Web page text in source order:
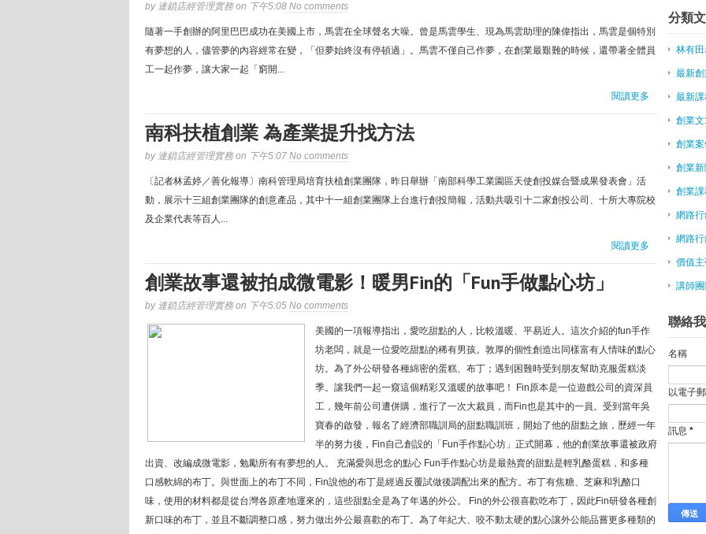
by 連鎖店經管理實務 on 下午5:08 No comments
隨著一手創辦的阿里巴巴成功在美國上市，馬雲在全球聲名大噪。曾是馬雲學生、現為馬雲助理的陳偉指出，馬雲是個特別
有夢想的人，儘管夢的內容經常在變，「但夢始終沒有停頓過」。馬雲不僅自己作夢，在創業最艱難的時候，還帶著全體員
工一起作夢，讓大家一起「窮開...
閱讀更多
南科扶植創業 為產業提升找方法
by 連鎖店經管理實務 on 下午5:07 No comments
〔記者林孟婷／善化報導〕南科管理局培育扶植創業團隊，昨日舉辦「南部科學工業園區天使創投媒合暨成果發表會」活
動，展示十三組創業團隊的創意產品，其中十一組創業團隊上台進行創投簡報，活動共吸引十二家創投公司、十所大專院校
及企業代表等百人...
閱讀更多
創業故事還被拍成微電影！暖男Fin的「Fun手做點心坊」
by 連鎖店經管理實務 on 下午5:05 No comments
美國的一項報導指出，愛吃甜點的人，比較溫暖、平易近人。這次介紹的fun手作
坊老闆，就是一位愛吃甜點的稀有男孩。敦厚的個性創造出同樣富有人情味的點心
坊。為了外公研發各種綿密的蛋糕、布丁；遇到困難時受到朋友幫助克服蛋糕淡
季。讓我們一起一窺這個精彩又溫暖的故事吧！ Fin原本是一位遊戲公司的資深員
工，幾年前公司遭併購，進行了一次大裁員，而Fin也是其中的一員。受到當年吳
寶春的啟發，報名了經濟部職訓局的甜點職訓班，開始了他的甜點之旅，歷經一年
半的努力後，Fin自己創設的「Fun手作點心坊」正式開幕，他的創業故事還被政府
出資、改編成微電影，勉勵所有有夢想的人。 充滿愛與思念的點心 Fun手作點心坊是最熱賣的甜點是輕乳酪蛋糕，和多種
口感軟綿的布丁。與世面上的布丁不同，Fin說他的布丁是經過反覆試做後調配出來的配方。布丁有焦糖、芝麻和乳酪口
味，使用的材料都是從台灣各原產地運來的，這些甜點全是為了年邁的外公。 Fin的外公很喜歡吃布丁，因此Fin研發各種創
新口味的布丁，並且不斷調整口感，努力做出外公最喜歡的布丁。為了年紀大、咬不動太硬的點心讓外公能品嘗更多種類的
分類
林有
最新
最新
創業
創業
創業
創業
網路
網路
價值
講師
聯絡
名稱
以電子
訊息 *